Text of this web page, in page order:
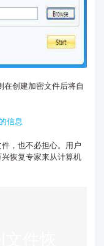
在创建加密文件后将自
信息
，也不必担心。用户
恢复专家来从计算机